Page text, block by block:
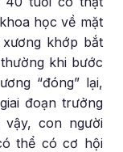
học về mặt
khớp bắt
khi bước
“đóng” lại,
đoạn trưởng
con người
thể có cơ hội